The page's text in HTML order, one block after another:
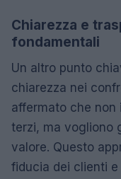
Chiarezza e
fondamentali
Un altro punto
chiarezza nei
affermato che non
terzi, ma vogliono
valore. Questo
fiducia dei clienti e